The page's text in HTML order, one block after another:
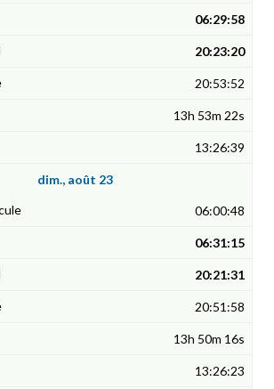
06:29:58
20:23:20
20:53:52
13h 53m 22s
13:26:39
dim., août 23
06:00:48
06:31:15
20:21:31
20:51:58
13h 50m 16s
13:26:23